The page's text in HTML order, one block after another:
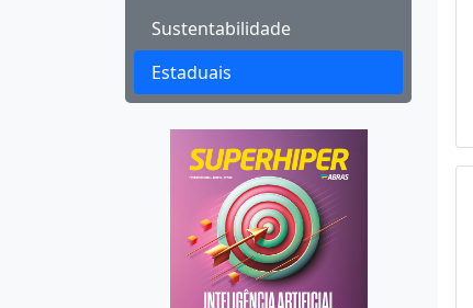
Sustentabilidade
Estaduais